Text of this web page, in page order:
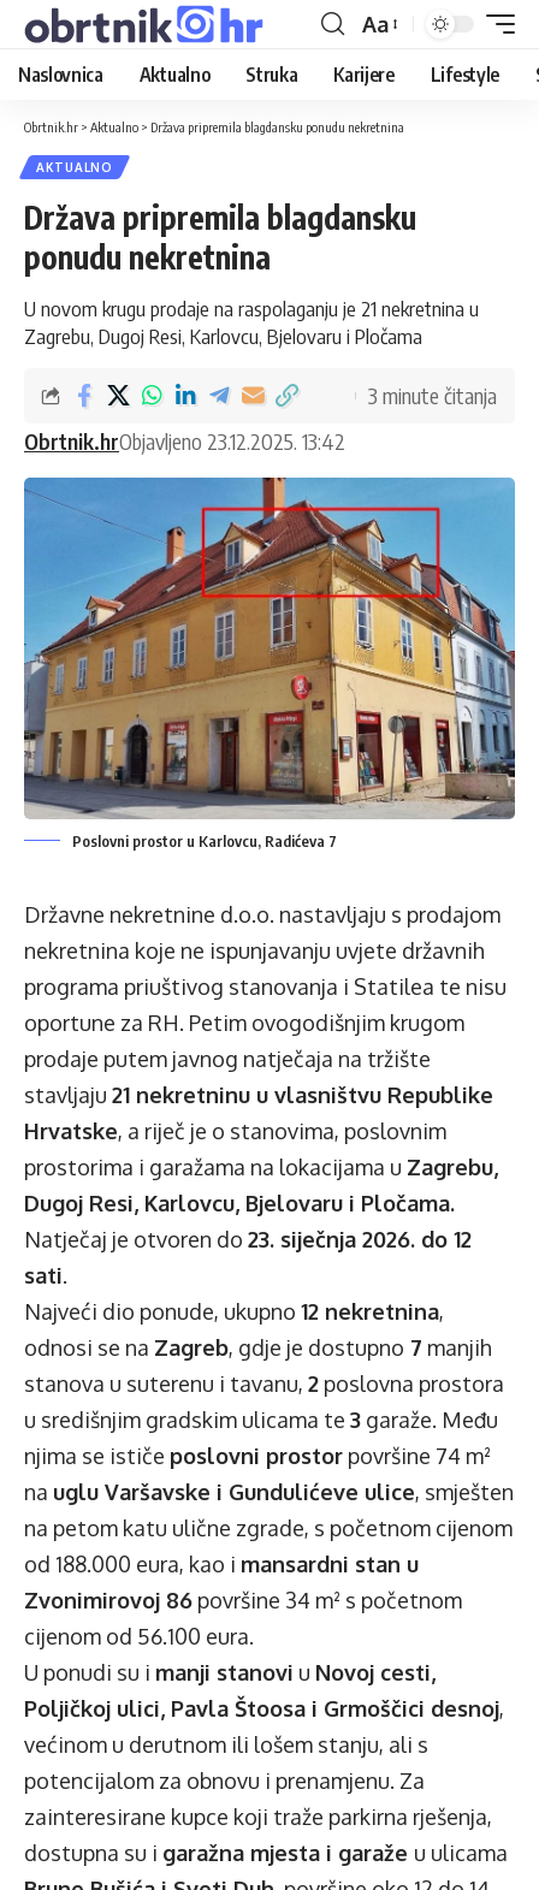
Aa
Naslovnica Aktualno Struka Karijere Lifestyle
Obrtnik.hr > Aktualno > Država pripremila blagdansku ponudu nekretnina
AKTUALNO
Država pripremila blagdansku
ponudu nekretnina
U novom krugu prodaje na raspolaganju je 21 nekretnina u
Zagrebu, Dugoj Resi, Karlovcu, Bjelovaru i Pločama
Obrtnik.hrObjavljeno 23.12.2025. 13:42
3 minute čitanja
Poslovni prostor u Karlovcu, Radićeva 7
Državne nekretnine d.o.o. nastavljaju s prodajom
nekretnina koje ne ispunjavanju uvjete državnih
programa priuštivog stanovanja i Statilea te nisu
oportune za RH. Petim ovogodišnjim krugom
prodaje putem javnog natječaja na tržište
stavljaju 21 nekretninu u vlasništvu Republike
Hrvatske, a riječ je o stanovima, poslovnim
prostorima i garažama na lokacijama u Zagrebu,
Dugoj Resi, Karlovcu, Bjelovaru i Pločama.
Natječaj je otvoren do 23. siječnja 2026. do 12
sati.
Najveći dio ponude, ukupno 12 nekretnina,
odnosi se na Zagreb, gdje je dostupno 7 manjih
stanova u suterenu i tavanu, 2 poslovna prostora
u središnjim gradskim ulicama te 3 garaže. Među
njima se ističe poslovni prostor površine 74 m²
na uglu Varšavske i Gundulićeve ulice, smješten
na petom katu ulične zgrade, s početnom cijenom
od 188.000 eura, kao i mansardni stan u
Zvonimirovoj 86 površine 34 m² s početnom
cijenom od 56.100 eura.
U ponudi su i manji stanovi u Novoj cesti,
Poljičkoj ulici, Pavla Štoosa i Grmoščici desnoj,
većinom u derutnom ili lošem stanju, ali s
potencijalom za obnovu i prenamjenu. Za
zainteresirane kupce koji traže parkirna rješenja,
dostupna su i garažna mjesta i garaže u ulicama